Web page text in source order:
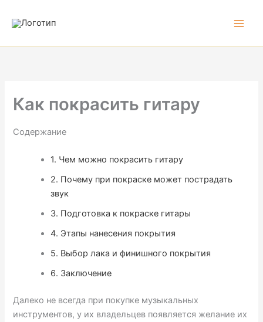
Как покрасить гитару
Содержание
1. Чем можно покрасить гитару
2. Почему при покраске может пострадать
звук
3. Подготовка к покраске гитары
4. Этапы нанесения покрытия
5. Выбор лака и финишного покрытия
6. Заключение
Далеко не всегда при покупке музыкальных
инструментов, у их владельцев появляется желание их